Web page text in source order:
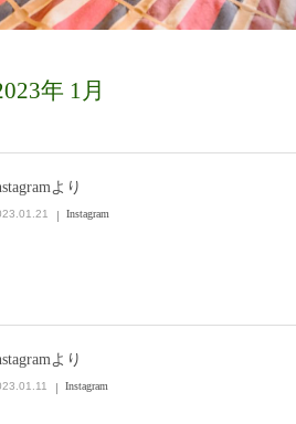
年 1月
より
Instagram
より
Instagram